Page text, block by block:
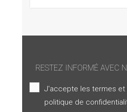
RESTEZ INFORMÉ AVEC
J'accepte les termes et
politique de